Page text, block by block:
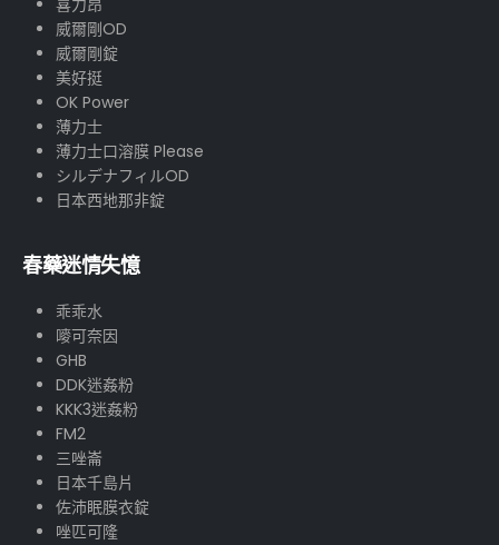
喜力昂
威爾剛OD
威爾剛錠
美好挺
OK Power
薄力士
薄力士口溶膜 Please
シルデナフィルOD
日本西地那非錠
春藥迷情失憶
乖乖水
嘜可奈因
GHB
DDK迷姦粉
KKK3迷姦粉
FM2
三唑崙
日本千島片
佐沛眠膜衣錠
唑匹可隆